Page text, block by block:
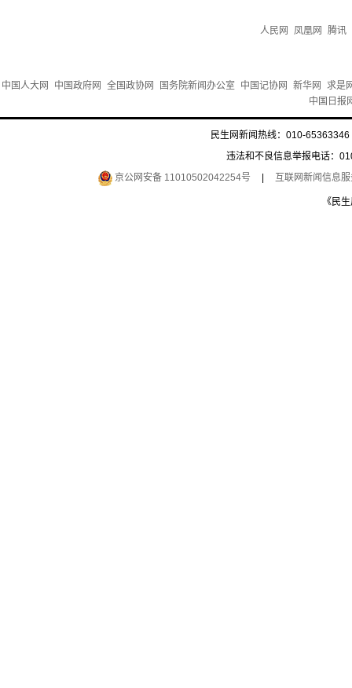
人民网 凤凰网 腾讯
中国人大网 中国政府网 全国政协网 国务院新闻办公室 中国记协网 新华网
求是
中国日报
民生网新闻热线：010-
违法和不良信息举报电话：
京公网安备 11010502042254号
互联网新闻信息
《民